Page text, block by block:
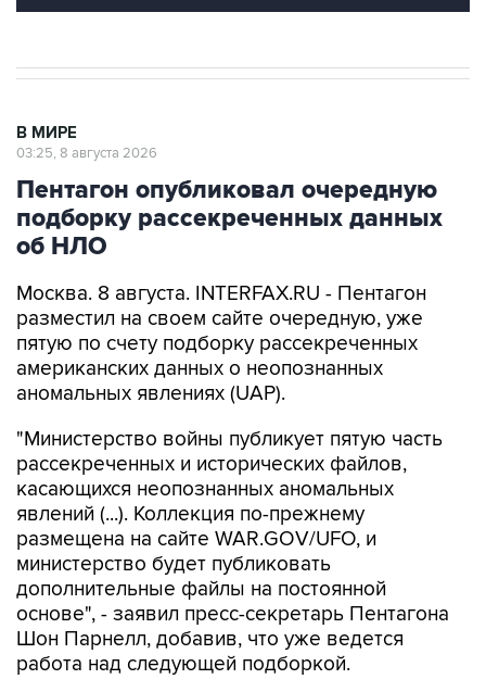
В МИРЕ
03:25, 8 августа 2026
Пентагон опубликовал очередную
подборку рассекреченных данных
об НЛО
Москва. 8 августа. INTERFAX.RU - Пентагон
разместил на своем сайте очередную, уже
пятую по счету подборку рассекреченных
американских данных о неопознанных
аномальных явлениях (UAP).
"Министерство войны публикует пятую часть
рассекреченных и исторических файлов,
касающихся неопознанных аномальных
явлений (...). Коллекция по-прежнему
размещена на сайте WAR.GOV/UFO, и
министерство будет публиковать
дополнительные файлы на постоянной
основе", - заявил пресс-секретарь Пентагона
Шон Парнелл, добавив, что уже ведется
работа над следующей подборкой.